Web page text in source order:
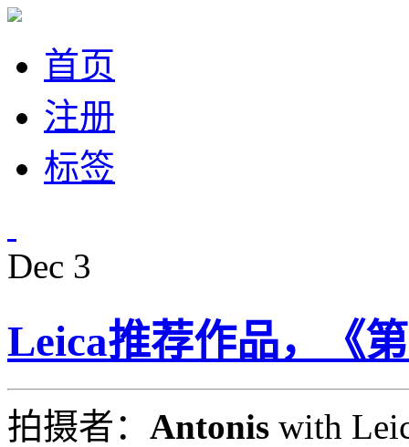
首页
注册
标签
Dec 3
Leica推荐作品，《
拍摄者： Antonis with